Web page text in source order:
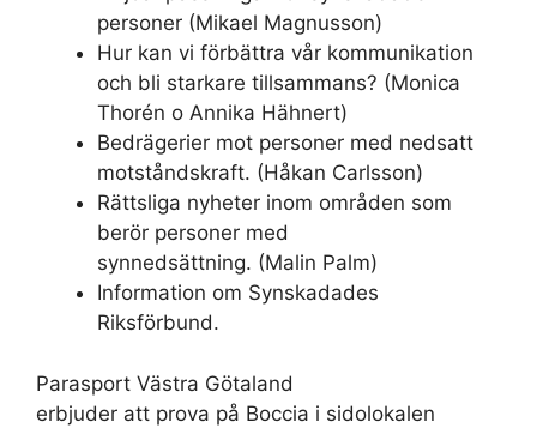
personer (Mikael Magnusson)
Hur kan vi förbättra vår kommunikation
och bli starkare tillsammans? (Monica
Thorén o Annika Hähnert)
Bedrägerier mot personer med nedsatt
motståndskraft. (Håkan Carlsson)
Rättsliga nyheter inom områden som
berör personer med
synnedsättning. (Malin Palm)
Information om Synskadades
Riksförbund.
Parasport Västra Götaland
erbjuder att prova på Boccia i sidolokalen